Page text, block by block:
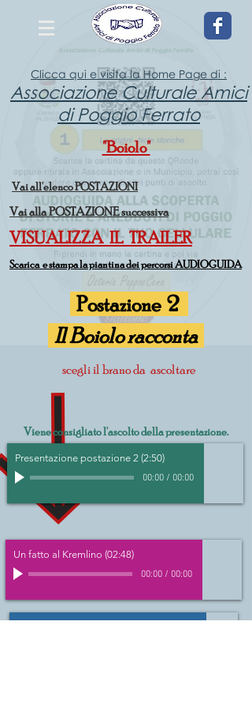
Clicca qui e visita la Home Page di :
Associazione Culturale Amici
di Poggio Ferrato
"Boiolo"
Vai all'elenco POSTAZIONI
Vai alla POSTAZIONE successiva
VISUALIZZA IL TRAILER
Scarica e stampa la piantina dei percorsi AUDIOGUIDA
Postazione 2
Il Boiolo racconta
scegli il brano da ascoltare
Viene consigliato l'ascolto della presentazione.
Presentazione postazione 2 (2:50)
00:00/ 00:00
Un fatto al Kremlino (02:48)
00:00/ 00:00